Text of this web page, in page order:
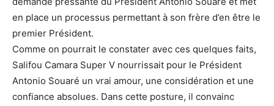
en place un processus permettant à son frère d’en être le
premier Président.
Comme on pourrait le constater avec ces quelques faits,
Salifou Camara Super V nourrissait pour le Président
Antonio Souaré un vrai amour, une considération et une
confiance absolues. Dans cette posture, il convainc